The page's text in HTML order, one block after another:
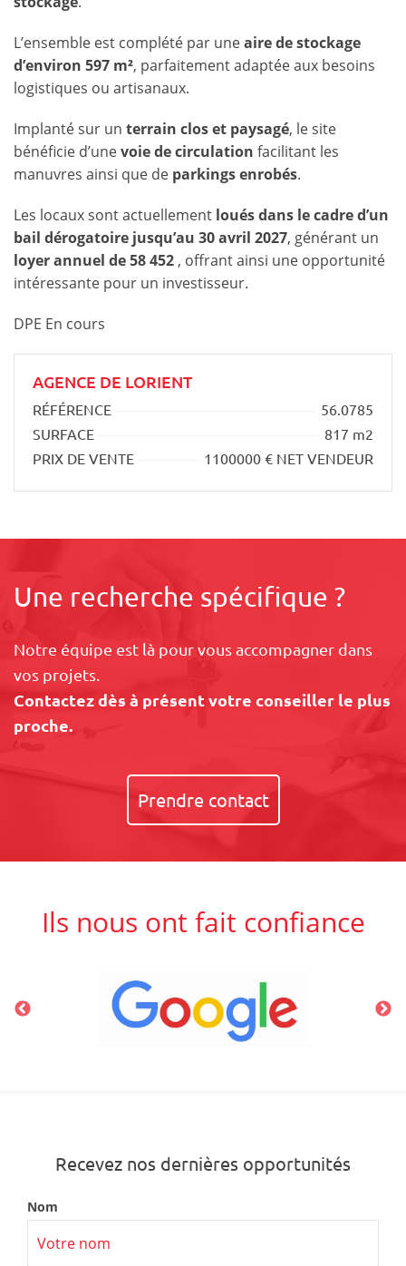
L’ensemble est complété par uneaire de stockage
d’environ 597 m², parfaitement adaptée aux besoins
logistiques ou artisanaux.
Implanté sur un terrain clos et paysagé, le site
bénéficie d’unevoie de circulation facilitant les
manuvres ainsi que de parkings enrobés.
Les locaux sont actuellement loués dans le cadre d’un
bail dérogatoire jusqu’au 30 avril 2027, générant un
loyer annuel de 58 452  , offrant ainsi une opportunité
intéressante pour un investisseur.
DPE En cours
AGENCE DE LORIENT
RÉFÉRENCE
56.0785
SURFACE
817 m2
PRIX DE VENTE
1100000 € NET VENDEUR
Une recherche spécifique ?
Notre équipe est là pour vous accompagner dans
vos projets.
Contactez dès à présent votre conseiller le plus
proche.
Prendre contact
Ils nous ont fait confiance
Recevez nos dernières opportunités
Nom